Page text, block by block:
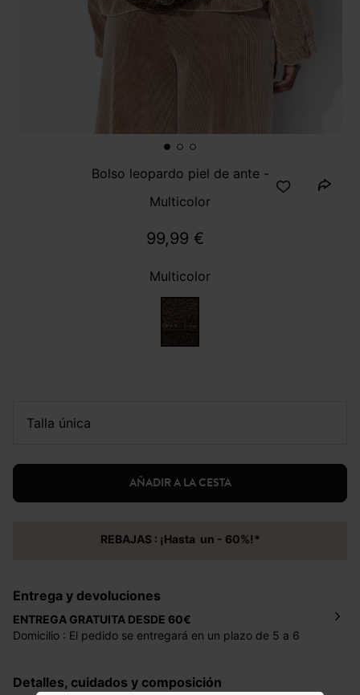
Bolso leopardo piel de ante -
Multicolor
99,99 €
Multicolor
talla única
AÑADIR A LA CESTA
REBAJAS : ¡Hasta un - 60%!*
Entrega y devoluciones
ENTREGA GRATUITA DESDE 60€
Domicilio : El pedido se entregará en un plazo de 5 a 6
Mondial Relay : El pedido se entregará en un plazo de 5
Detalles, cuidados y composición